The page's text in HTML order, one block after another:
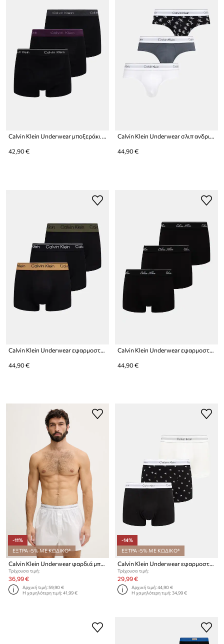
Calvin Klein Underwear μποξεράκι ανδρικό βαμβακερό
42,90 €
Calvin Klein Underwear σλιπ ανδρικά βαμβακερά με ελαστάν 3-pack
44,90 €
44,90 € 44,90 €
-11%
ΕΞΤΡΑ -5% ΜΕ ΚΩΔΙΚΟ*
Calvin Klein Underwear φαρδιά μποξεράκια ανδρικά βαμβάκι με ελαστάν 3-pack
Τρέχουσα τιμή:
36,99 €
Αρχική τιμή:59,90 €
Η χαμηλότερη τιμή:41,99 €
-14%
ΕΞΤΡΑ -5% ΜΕ ΚΩΔΙΚΟ*
Calvin Klein Underwear εφαρμοστά μποξεράκια Ανδρικά 3-pack
Τρέχουσα τιμή:
29,99 €
Αρχική τιμή:44,90 €
Η χαμηλότερη τιμή:34,99 €